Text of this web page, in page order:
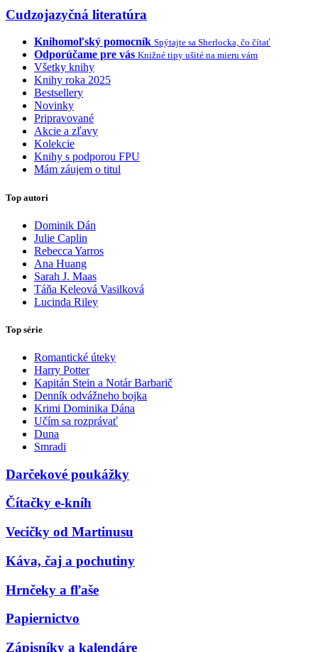
Cudzojazyčná literatúra
Knihomoľský pomocník Spýtajte sa Sherlocka, čo čítať
Odporúčame pre vás Knižné tipy ušité na mieru vám
Všetky knihy
Knihy roka 2025
Bestsellery
Novinky
Pripravované
Akcie a zľavy
Kolekcie
Knihy s podporou FPU
Mám záujem o titul
Top autori
Dominik Dán
Julie Caplin
Rebecca Yarros
Ana Huang
Sarah J. Maas
Táňa Keleová Vasilková
Lucinda Riley
Top série
Romantické úteky
Harry Potter
Kapitán Stein a Notár Barbarič
Denník odvážneho bojka
Krimi Dominika Dána
Učím sa rozprávať
Duna
Smradi
Darčekové poukážky
Čítačky e-kníh
Vecičky od Martinusu
Káva, čaj a pochutiny
Hrnčeky a fľaše
Papiernictvo
Zápisníky a kalendáre